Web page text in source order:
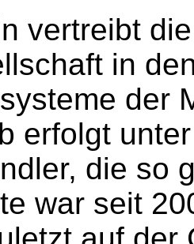
vertreibt
in
der
erfolgt
die so
war seit